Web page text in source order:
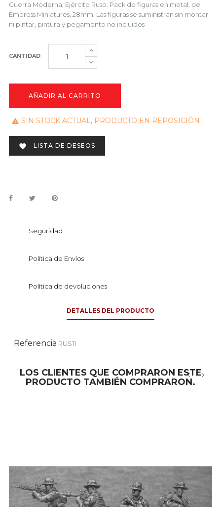
Guerra Moderna, Ejército Ruso. Pack de figuras en metal, de
Empress Miniatures, 28mm. Las figuras se suministran sin montar
ni pintar, pintura y pegamento no incluidos
CANTIDAD
AÑADIR AL CARRITO
 SIN STOCK ACTUAL, PRODUCTO EN REPOSICIÓN
 LISTA DE DESEOS
Seguridad
Política de Envíos
Política de devoluciones
DETALLES DEL PRODUCTO
Referencia RUS11
LOS CLIENTES QUE COMPRARON ESTE
PRODUCTO TAMBIÉN COMPRARON.